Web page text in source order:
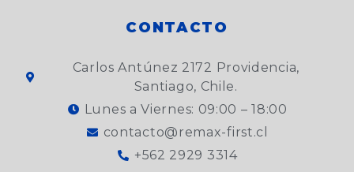
CONTACTO
Carlos Antúnez 2172 Providencia,
Santiago, Chile.
Lunes a Viernes: 09:00 – 18:00
contacto@remax-first.cl
+562 2929 3314